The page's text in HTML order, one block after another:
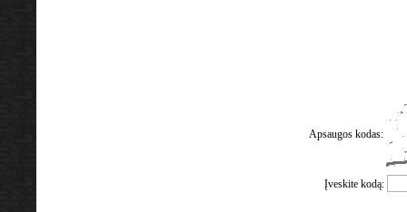
Apsaugos kodas:
Įveskite kodą: